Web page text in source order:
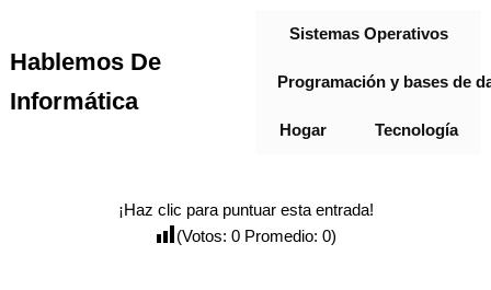
Hablemos De
Informática
Sistemas Operativos
Programación y bases de
Hogar Tecnología
¡Haz clic para puntuar esta entrada!
(Votos: 0 Promedio: 0)